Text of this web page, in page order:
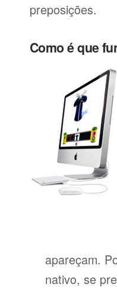
preposições.
Como é que
apareçam.
nativo, se